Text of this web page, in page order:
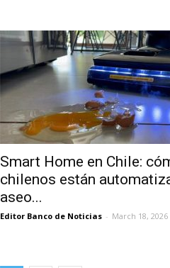
Smart Home en Chile:
chilenos están
aseo...
Editor Banco de Noticias - March 18, 2026